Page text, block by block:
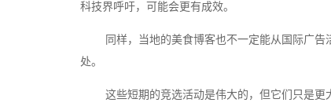
科技界呼吁，可能会更有成效。
同样，当地的美食博客也不一定能从国际广告活
处。
这些短期的竞选活动是伟大的，但它们只是更